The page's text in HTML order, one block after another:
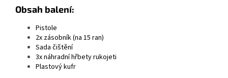
Obsah balení:
Pistole
2x zásobník (na 15 ran)
Sada čištění
3x náhradní hřbety rukojeti
Plastový kufr